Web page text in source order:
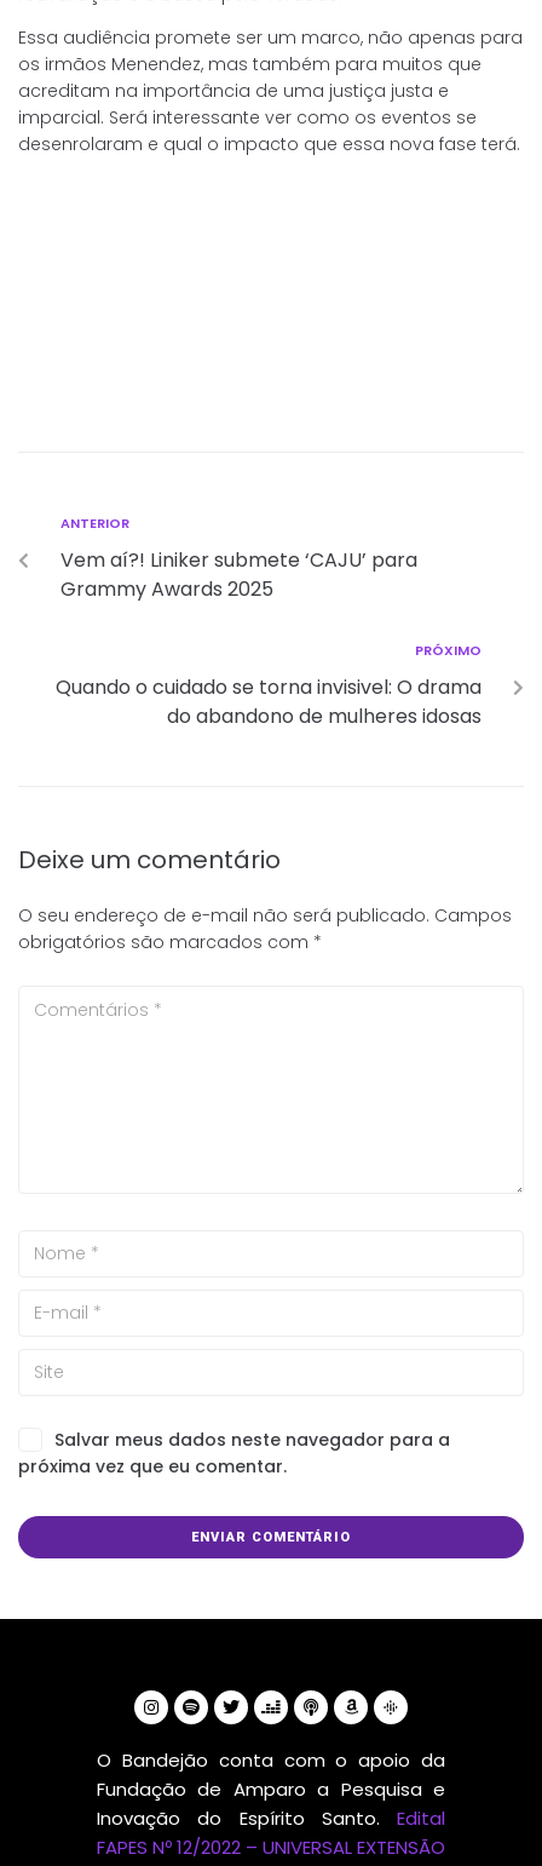
Essa audiência promete ser um marco, não apenas para
os irmãos Menendez, mas também para muitos que
acreditam na importância de uma justiça justa e
imparcial. Será interessante ver como os eventos se
desenrolaram e qual o impacto que essa nova fase terá.
ANTERIOR
Vem aí?! Liniker submete ‘CAJU’ para
Grammy Awards 2025
PRÓXIMO
Quando o cuidado se torna invisivel: O drama
do abandono de mulheres idosas
Deixe um comentário
O seu endereço de e-mail não será publicado. Campos
obrigatórios são marcados com *
Salvar meus dados neste navegador para a
próxima vez que eu comentar.
O Bandejão conta com o apoio da
Fundação de Amparo a Pesquisa e
Inovação do Espírito Santo. Edital
FAPES Nº 12/2022 – UNIVERSAL EXTENSÃO